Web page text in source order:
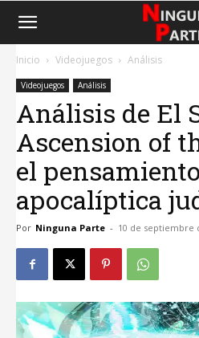
Inicio Videojuegos Análisis
Videojuegos Análisis
Análisis de El
Ascension of
el
apocalíptica
Por Ninguna Parte - 10 de septiembre